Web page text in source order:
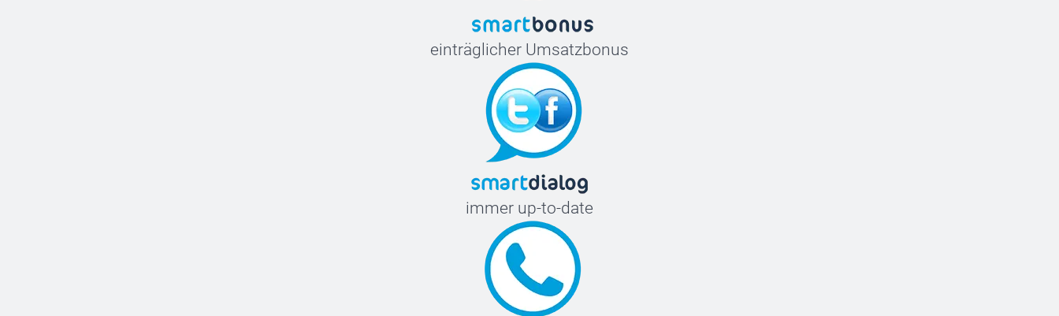
einträglicher Umsatzbonus
immer up-to-date